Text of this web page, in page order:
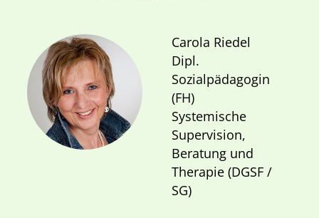
Carola Riedel
Dipl.
Sozialpädagogin
(FH)
Systemische
Supervision,
Beratung und
Therapie (DGSF /
SG)